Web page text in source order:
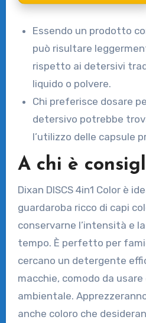
Essendo un prodotto
può risultare
rispetto ai detersivi
liquido o polvere.
Chi preferisce dosare
detersivo potrebbe
l’utilizzo delle capsule
A chi è
Dixan DISCS 4in1 Color è
guardaroba ricco di capi
conservarne l’intensità e
tempo. È perfetto per
cercano un detergente
macchie, comodo da
ambientale.
anche coloro che